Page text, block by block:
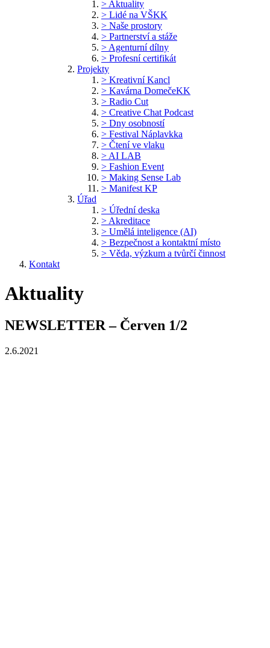
> Aktuality
> Lidé na VŠKK
> Naše prostory
> Partnerství a stáže
> Agenturní dílny
> Profesní certifikát
Projekty
> Kreativní Kancl
> Kavárna DomečeKK
> Radio Cut
> Creative Chat Podcast
> Dny osobností
> Festival Náplavkka
> Čtení ve vlaku
> AI LAB
> Fashion Event
> Making Sense Lab
> Manifest KP
Úřad
> Úřední deska
> Akreditace
> Umělá inteligence (AI)
> Bezpečnost a kontaktní místo
> Věda, výzkum a tvůrčí činnost
Kontakt
Aktuality
NEWSLETTER – Červen 1/2
2.6.2021